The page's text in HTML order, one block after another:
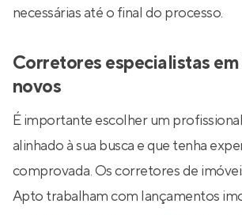
necessárias até o final do processo.
Corretores especialistas
novos
É importante escolher um
alinhado à sua busca e que tenha
comprovada. Os corretores de
Apto trabalham com lançamentos